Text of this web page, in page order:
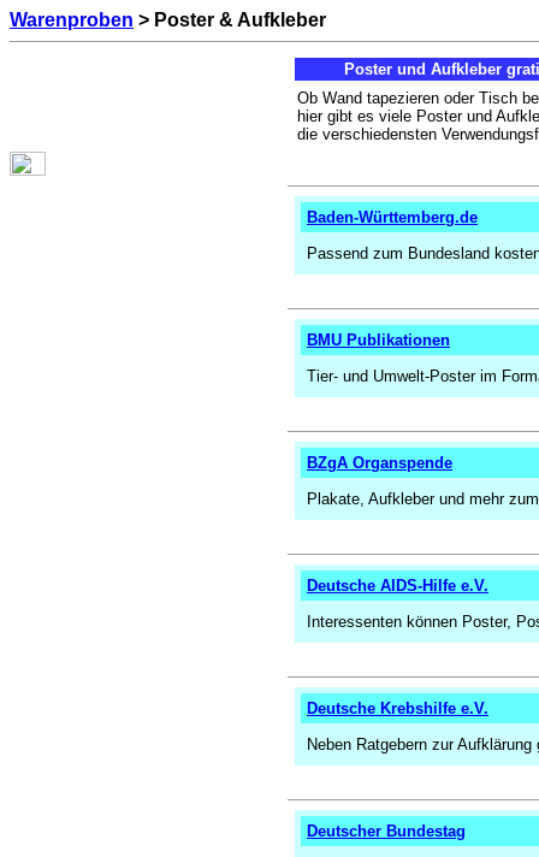
Warenproben > Poster & Aufkleber
Poster und Aufkleber
Ob Wand tapezieren oder Tisch
hier gibt es viele Poster und
die verschiedensten
Baden-Württemberg.de
Passend zum Bundesland
BMU Publikationen
Tier- und Umwelt-Poster im
BZgA Organspende
Plakate, Aufkleber und mehr
Deutsche AIDS-Hilfe e.V.
Interessenten können Poster,
Deutsche Krebshilfe e.V.
Neben Ratgebern zur
Deutscher Bundestag